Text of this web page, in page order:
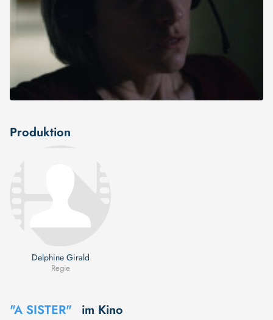
Produktion
Delphine Girald
Regie
"A SISTER" im Kino